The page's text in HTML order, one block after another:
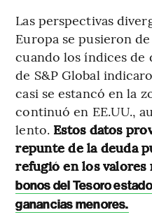
Las perspectivas
Europa se pusieron
cuando los índices
de S&P Global
casi se estancó en la
continuó en EE.UU.,
lento. Estos datos
repunte de la deuda
refugió en los valores
bonos del Tesoro
ganancias menores.